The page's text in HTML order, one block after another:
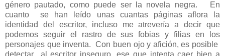
género pautado, como puede ser la novela negra.
En
cuanto
se han leído unas cuantas páginas aflora la
identidad del escritor, incluso me atrevería a decir que
podemos seguir el rastro de sus fobias y filias en los
personajes que inventa.
Con buen ojo y afición, es posible